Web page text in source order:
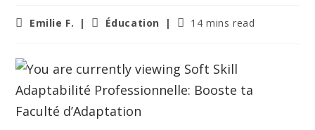
Emilie F. Éducation 14 mins read